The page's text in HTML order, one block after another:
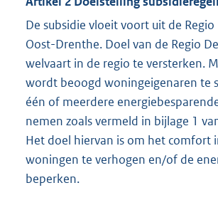
De subsidie vloeit voort uit de
Oost-Drenthe. Doel van de Regio
welvaart in de regio te versterken.
wordt beoogd woningeigenaren te
één of meerdere
nemen zoals vermeld in bijlage 1
Het doel hiervan is om het comfort
woningen te verhogen en/of de
beperken.